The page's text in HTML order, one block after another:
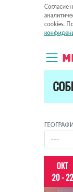
Согласие
cookies.
ОКТ
20 - 22